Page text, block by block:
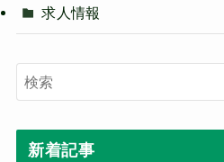
求人情報
新着記事